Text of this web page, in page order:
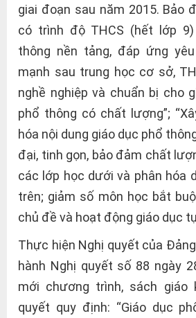
giai đoạn sau năm 2015. Bảo
có trình độ THCS (hết lớp
thông nền tảng, đáp ứng
mạnh sau trung học cơ sở,
nghề nghiệp và chuẩn bị cho
phổ thông có chất lượng”;
hóa nội dung giáo dục phổ
đại, tinh gọn, bảo đảm chất
các lớp học dưới và phân hóa
trên; giảm số môn học bắt
chủ đề và hoạt động giáo dục
Thực hiện Nghị quyết của
hành Nghị quyết số 88 ngày
mới chương trình, sách giáo
quyết quy định: “Giáo dục